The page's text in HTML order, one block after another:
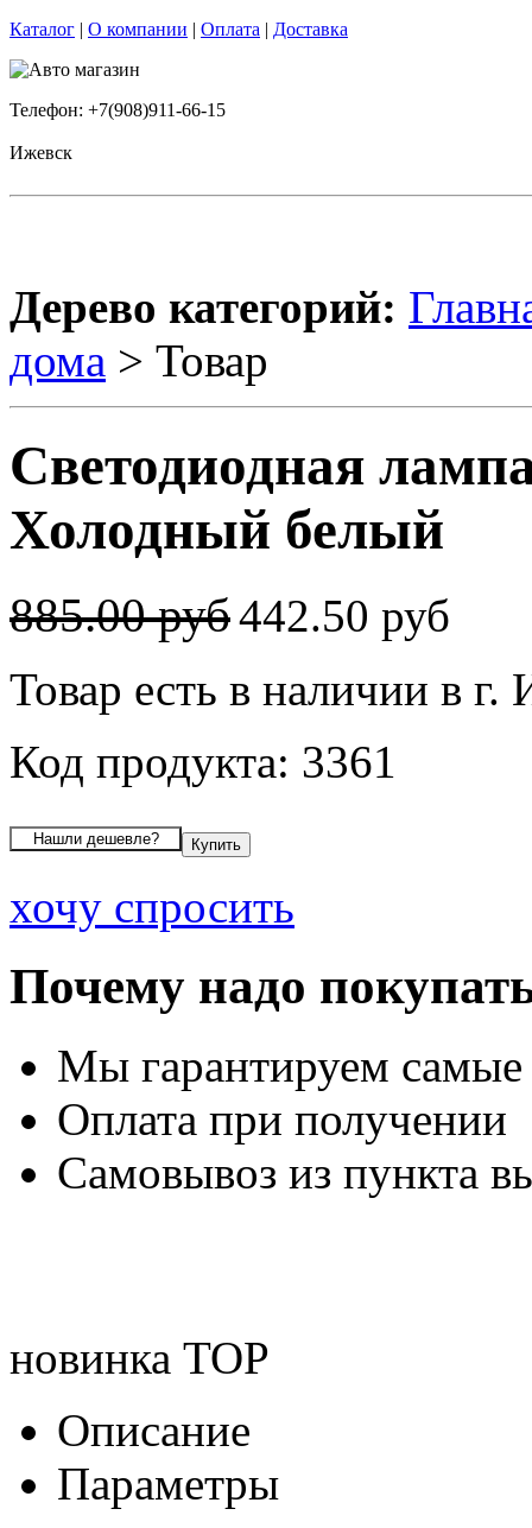
Каталог | О компании | Оплата | Доставка
Телефон: +7(908)911-66-15
Ижевск
Дерево категорий:
дома > Товар
Светодиодная
Холодный белый
885.00 руб442.50 руб
Товар есть в наличии в г.
Код продукта: 3361
хочу спросить
Почему надо
Мы гарантируем
Оплата при получении
Самовывоз из пункта
новинка TOP
Описание
Параметры